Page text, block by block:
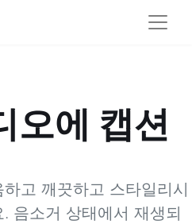
오에 캡션
고 깨끗하고 스타일리시
음소거 상태에서 재생되